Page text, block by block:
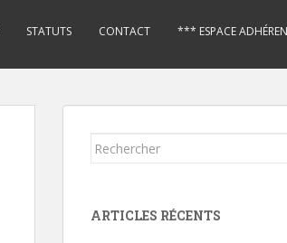
STATUTS CONTACT *** ESPACE
Rechercher...
ARTICLES RÉCENTS